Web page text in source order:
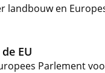
landbouw en
EU
Parlement